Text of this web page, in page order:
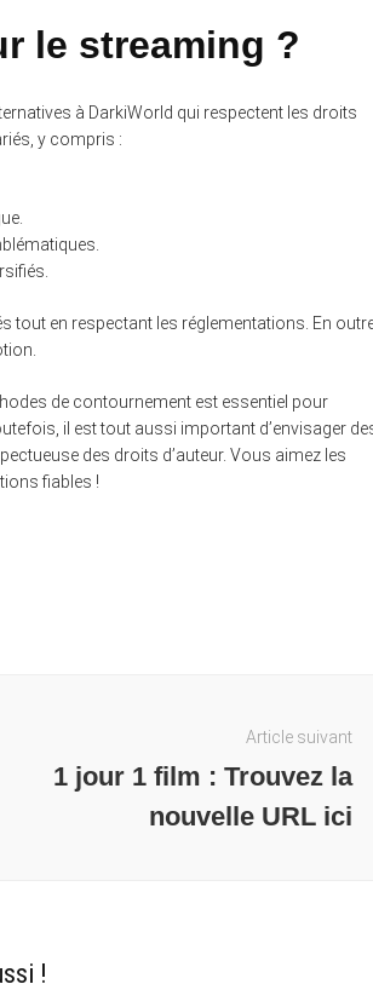
le streaming ?
à DarkiWorld qui respectent les droits
y compris :
tout en respectant les réglementations. En
de contournement est essentiel pour
il est tout aussi important d’envisager
des droits d’auteur. Vous aimez les
fiables !
Article suivant
1 jour 1 film : Trouvez la
nouvelle URL ici
!